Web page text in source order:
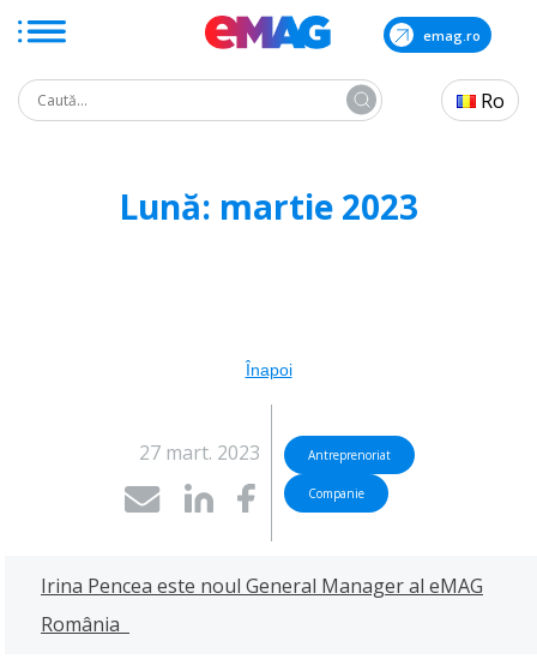
emag.ro
Search
for:
Ro
Lună: martie 2023
Înapoi
27 mart. 2023 Antreprenoriat
Companie
Irina Pencea este noul General Manager al eMAG
România